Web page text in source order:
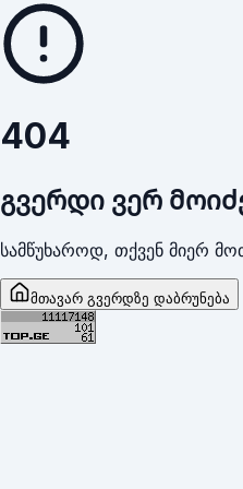
404
გვერდი ვერ
სამწუხაროდ, თქვენ მიერ
მთავარ გვერდზე დაბრუნება